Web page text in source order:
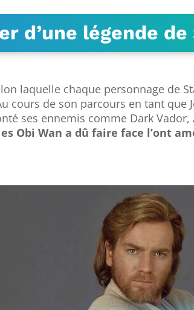
d’une légende
laquelle chaque personnage de
cours de son parcours en tant que
ses ennemis comme Dark
Obi Wan a dû faire face l’ont